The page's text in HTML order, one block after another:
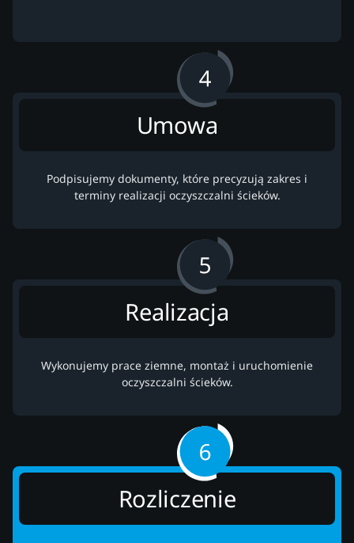
Umowa
Podpisujemy dokumenty, które precyzują zakres i
terminy realizacji oczyszczalni ścieków.
Realizacja
Wykonujemy prace ziemne, montaż i uruchomienie
oczyszczalni ścieków.
Rozliczenie